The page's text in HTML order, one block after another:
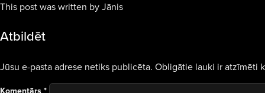
This post was written by Jānis
Atbildēt
Jūsu e-pasta adrese netiks publicēta. Obligātie lauki ir atzīmēti